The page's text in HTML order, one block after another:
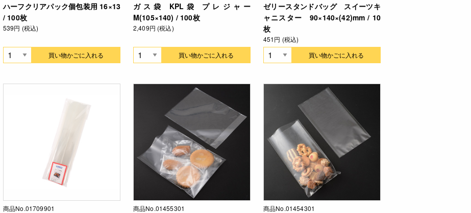
ハーフクリアパック個包装用 16×13
/ 100枚
539円 (税込)
買い物かごに入れる
ガス袋 KPL袋 プレジャー
M(105×140) / 100枚
2,409円 (税込)
買い物かごに入れる
ゼリースタンドバッグ スイーツキ
ャニスター 90×140×(42)mm / 10
枚
451円 (税込)
買い物かごに入れる
商品No.01709901 商品No.01455301 商品No.01454301